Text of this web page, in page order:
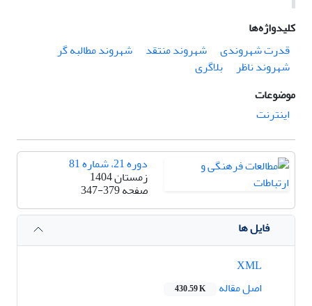
کلیدواژه‌ها
قدرت شهروندی
شهروند منتقد
شهروند مطالبه گر
شهروند ناظر
بلاگری
موضوعات
اینترنت
دوره 21، شماره 81
زمستان 1404
صفحه347-379
فایل ها
اصل مقاله
430.59 K